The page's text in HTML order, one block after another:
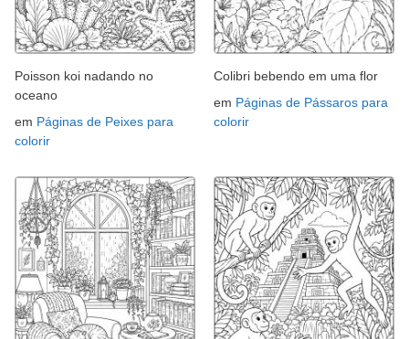
Poisson koi nadando no
oceano
em Páginas de Peixes para
colorir
Colibri bebendo em uma flor
em Páginas de Pássaros para
colorir